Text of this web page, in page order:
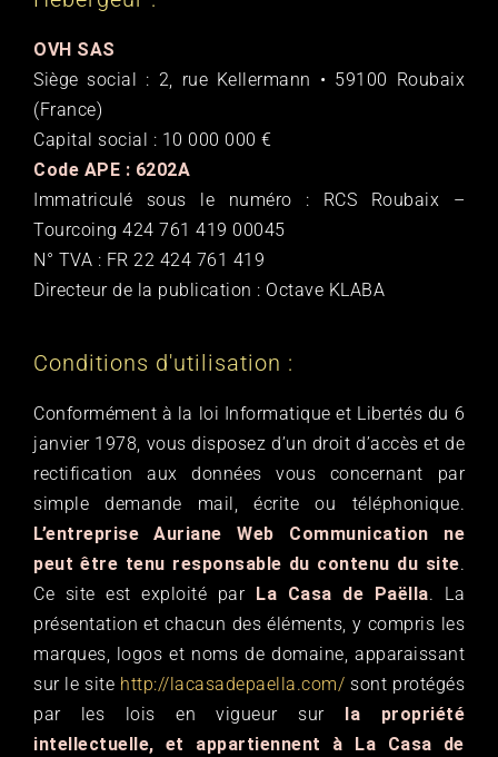
OVH SAS
Siège social : 2, rue Kellermann • 59100 Roubaix
(France)
Capital social : 10 000 000 €
Code APE : 6202A
Immatriculé sous le numéro : RCS Roubaix –
Tourcoing 424 761 419 00045
N° TVA : FR 22 424 761 419
Directeur de la publication : Octave KLABA
Conditions d'utilisation :
Conformément à la loi Informatique et Libertés du 6
janvier 1978, vous disposez d’un droit d’accès et de
rectification aux données vous concernant par
simple demande mail, écrite ou téléphonique.
L’entreprise Auriane Web Communication ne
peut être tenu responsable du contenu du site.
Ce site est exploité par
La Casa de Paëlla. La
présentation et chacun des éléments, y compris les
marques, logos et noms de domaine, apparaissant
sur le site http://lacasadepaella.com/ sont protégés
par les lois en vigueur sur
la propriété
intellectuelle, et appartiennent à La Casa de